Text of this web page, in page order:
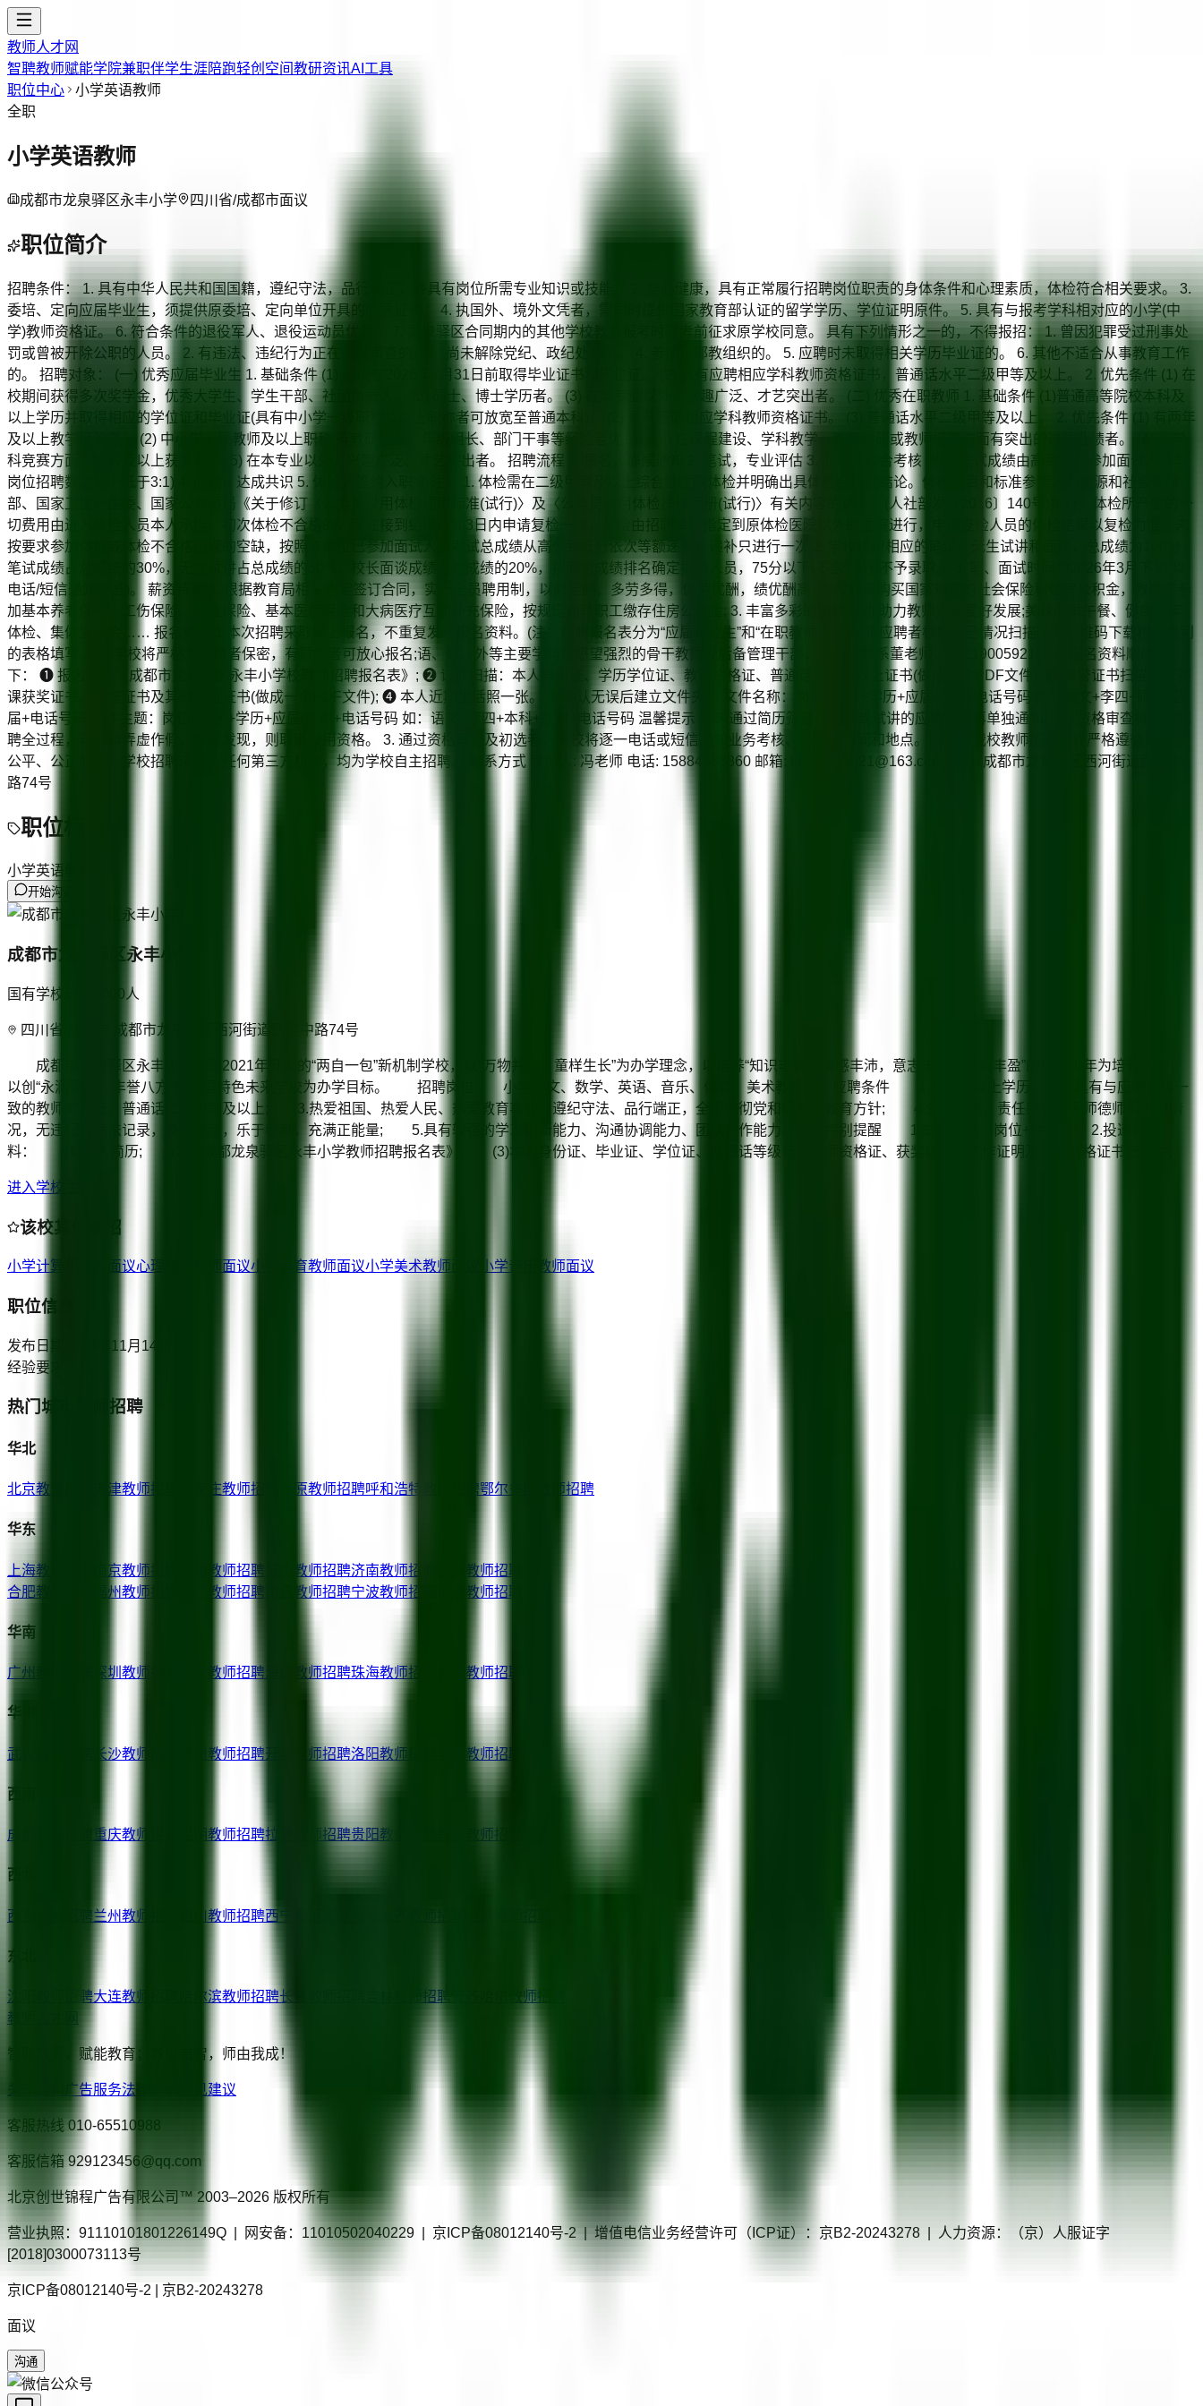
教师人才网
智聘教师赋能学院兼职伴学生涯陪跑轻创空间教研资讯AI工具
职位中心
小学英语教师
全职
小学英语教师
成都市龙泉驿区永丰小学 四川省/成都市面议
职位简介
招聘条件： 1. 具有中华人民共和国国籍，遵纪守法，品行端正，并具有岗位所需专业知识或技能。 2. 身心健康，具有正常履行招聘岗位职责的身体条件和心理素质，体检符合相关要求。 3.
委培、定向应届毕业生，须提供原委培、定向单位开具的同意证明。 4. 执国外、境外文凭者，需同时提供国家教育部认证的留学学历、学位证明原件。 5. 具有与报考学科相对应的小学(中
学)教师资格证。 6. 符合条件的退役军人、退役运动员优先。 7. 龙泉驿区合同期内的其他学校教师报考时需考前征求原学校同意。 具有下列情形之一的，不得报招： 1. 曾因犯罪受过刑事处
罚或曾被开除公职的人员。 2. 有违法、违纪行为正在接受审查的。 3. 尚未解除党纪、政纪处分的。 4. 参加过邪教组织的。 5. 应聘时未取得相关学历毕业证的。 6. 其他不适合从事教育工作
的。 招聘对象： (一) 优秀应届毕业生 1. 基础条件 (1) 必须在2026年7月31日前取得毕业证书和学位证。 (2) 具有应聘相应学科教师资格证书，普通话水平二级甲等及以上。 2. 优先条件 (1) 在
校期间获得多次奖学金，优秀大学生、学生干部、社团负责人。 (2) 硕士、博士学历者。 (3) 在本专业以外，兴趣广泛、才艺突出者。 (二) 优秀在职教师 1. 基础条件 (1)普通高等院校本科及
以上学历并取得相应的学位证和毕业证(具有中小学一级职称及以上职称者可放宽至普通本科)。 (2) 具有应聘相应学科教师资格证书。 (3) 普通话水平二级甲等及以上。 2. 优先条件 (1) 有两年
及以上教学经验者。 (2) 中小学一级教师及以上职称;有教研组长、年级组长、部门干事等经验者优先。 (3) 在课程建设、学科教学、教育科研或教师培养方面有突出的过往业绩者。 (4) 在学
科竞赛方面，区级及以上获奖者。 (5) 在本专业以外，兴趣广泛、才艺突出者。 招聘流程 1. 报名，静候通知 2. 笔试，专业评估 3. 面试，综合考核 (根据笔试成绩由高到低，参加面试人数与
岗位招聘数之比不低于3:1) 4. 面谈，达成共识 5. 体检，签约入职 备注： 1. 体检需在二级甲等及以上综合性医院体检并明确出具体检合格性结论。体检项目和标准参照人力资源和社会保障
部、国家卫生计生委、国家公务员局《关于修订〈公务员录用体检通用标准(试行)〉及〈公务员录用体检操作手册(试行)〉有关内容的通知》(人社部发〔2016〕140号)执行。体检所产生的一
切费用由进入体检人员本人承担。初次体检不合格的，可在接到结果通知3日内申请复检一次，复检由招聘单位指定到原体检医院以外的医院进行，申请复检人员的体检结果以复检为准。未
按要求参加体检或体检不合格出现的空缺，按照该岗位已参加面试人员考试总成绩从高分到低分依次等额递补，递补只进行一次 2. 学校组织相应的笔试、无生试讲和面谈，总成绩为100分，
笔试成绩占总成绩的30%，无生试讲占总成绩的50%，校长面谈成绩占总成绩的20%，按照总成绩排名确定拟聘人员，75分以下(不含75分)不予录取。 3. 笔、面试时间为2026年3月下旬(以
电话/短信通知为准)。 薪资待遇 1. 根据教育局相关规定签订合同，实行全员聘用制，以岗定酬，多劳多得，优劳优酬，绩优酬高; 2. 按要求购买国家规定的社会保险和住房公积金，教职工参
加基本养老保险、工伤保险、失业保险、基本医疗保险和大病医疗互助补充保险，按规定为教职工缴存住房公积金; 3. 丰富多彩的团建活动;助力教师兴趣爱好发展;美味的早午餐、健康周年
体检、集体生日会…… 报名要求 1.本次招聘采取网上报名，不重复发送报名资料。(注：招聘报名表分为“应届毕业生”和“在职教师”两类，请应聘者根据自己情况扫描下方二维码下载相应类别
的表格填写。) 2.学校将严格为应聘者保密，有意向者可放心报名;语、数、外等主要学科且愿望强烈的骨干教师或后备管理干部，可直接联系董老师：13219005921。 ❉ 报名资料顺序如
下： ❶ 报名表：《成都市龙泉驿区永丰小学校教师招聘报名表》; ❷ 证件扫描：本人身份证、学历学位证、教师资格证、普通话二甲及以上证书(做成一个PDF文件); ❸ 荣誉证书扫描件：赛
课获奖证书、荣誉证书及其他岗位证书(做成一个PDF文件); ❹ 本人近期生活照一张。 ❉ 确认无误后建立文件夹： 文件名称：岗位+姓名+学历+应届/在职+电话号码 如：语文+李四+硕士+应
届+电话号码 邮件主题：岗位+姓名+学历+应届/在职+电话号码 如：语文+李四+本科+在职+电话号码 温馨提示 1. 未通过简历筛选、面谈或试讲的应聘者不再单独通知。 2. 资格审查将贯穿招
聘全过程，若材料弄虚作假，一经发现，则取消录用资格。 3. 通过资格审查及初选者，学校将逐一电话或短信通知业务考核、面试的时间和地点。 4.我校教师招聘工作严格遵循公开、
公平、公正原则，学校招聘未委托任何第三方机构，均为学校自主招聘。 联系方式 联系人: 冯老师 电话: 15884503860 邮箱: lqyqyfxx2021@163.com 地址: 成都市龙泉驿区西河街道西君中
路74号
职位标签
小学英语教师
开始沟通
成都市龙泉驿区永丰小学
国有学校 500-1000 人
四川省/成都市 成都市龙泉驿区西河街道西君中路74号
成都市龙泉驿区永丰小学校是2021年开办的“两自一包”新机制学校，以“万物并作，童样生长”为办学理念，以培养“知识丰富，情感丰沛，意志丰毅，成长丰盈”的风华少年为培养目标，
以创“永润童心，丰誉八方”的中国特色未来学校为办学目标。 招聘岗位 小学语文、数学、英语、音乐、体育、美术教师 应聘条件 1.本科及以上学历; 2.具有与应聘学科一
致的教师资格证，普通话二级甲等及以上; 3.热爱祖国、热爱人民、热爱教育事业，遵纪守法、品行端正，全面贯彻党和国家的教育方针; 4.爱岗敬业，责任感强，无师德师风失范情
况，无违纪、违法记录，身心健康，乐于奉献，充满正能量; 5.具有较强的学习创新能力、沟通协调能力、团队合作能力。 特别提醒 1.邮件命名：岗位+姓名; 2.投递材
料： (1)个人简历; (2)《成都龙泉驿区永丰小学教师招聘报名表》; (3)本人身份证、毕业证、学位证、普通话等级证、教师资格证、获奖证书、工作证明及其他资格证书扫描件;
进入学校主页
该校其他在招
小学计算机教师 面议心理辅导教师 面议小学体育教师面议小学美术教师 小学音乐教师面议
职位信息
发布日期
2023年11月14日
经验要求
热门城市教师招聘
华北
北京教师招聘 天津教师招聘 石家庄教师招聘 太原教师招聘呼和浩特 教师招聘鄂尔多斯 教师招聘
华东
上海教师招聘 南京教师招聘 教师招聘 教师招聘济南教师招聘
教师招聘
合肥教师招聘 福州教师招聘 教师招聘 教师招聘宁波教师招聘 教师招聘
华南
广州 深圳 教师招聘 教师招聘 教师招聘珠海教师招聘 教师招聘
华中
武汉 长沙教师招聘 教师招聘开封 教师招聘洛阳教师招聘 教师招聘
西南
成都 重庆教师招聘 教师招聘拉萨 教师招聘贵阳 教师招聘 教师招聘
西北
西安 教师招聘兰州教师招聘 教师招聘西宁
东北
沈阳 教师招聘大连教师招聘 哈尔滨教师招聘长春 教师招聘
教师招聘
教师人才网
智聘教师，赋能教育；教以启智，师由我成！
广告服务法律声明 意见建议
客服热线 010-65510988
客服信箱 929123456@qq.com
北京创世锦程广告有限公司™ 2003–2026 版权所有
营业执照：91110101801226149Q | 网安备：11010502040229 | 京ICP备08012140号-2 | 增值电信业务经营许可（ICP证）：京B2-20243278 | 人力资源：（京）人服证字
[2018]0300073113号
京ICP备08012140号-2 | 京B2-20243278
面议
沟通